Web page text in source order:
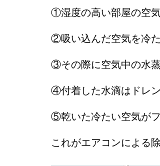
①湿度の高い部屋の空
②吸い込んだ空気を冷
③その際に空気中の水
④付着した水滴はドレ
⑤乾いた冷たい空気が
これがエアコンによる